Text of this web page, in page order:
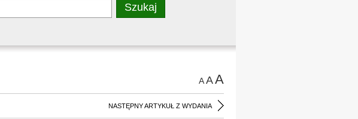
AAA
NASTĘPNY ARTYKUŁ Z WYDANIA